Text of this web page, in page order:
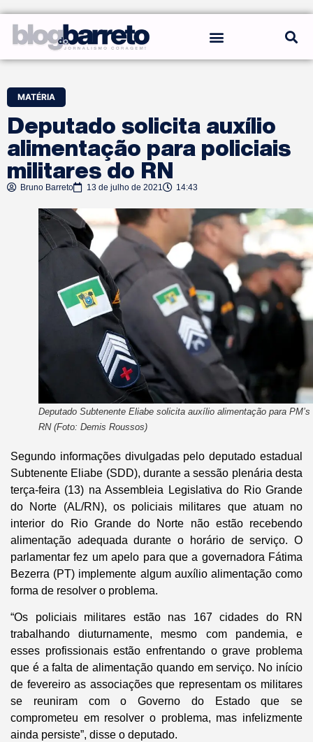
MATÉRIA
Deputado solicita auxílio
alimentação para policiais
militares do RN
Bruno Barreto 13 de julho de 2021 14:43
Deputado Subtenente Eliabe solicita auxílio alimentação para PM’s
RN (Foto: Demis Roussos)
Segundo informações divulgadas pelo deputado estadual
Subtenente Eliabe (SDD), durante a sessão plenária desta
terça-feira (13) na Assembleia Legislativa do Rio Grande
do Norte (AL/RN), os policiais militares que atuam no
interior do Rio Grande do Norte não estão recebendo
alimentação adequada durante o horário de serviço. O
parlamentar fez um apelo para que a governadora Fátima
Bezerra (PT) implemente algum auxílio alimentação como
forma de resolver o problema.
“Os policiais militares estão nas 167 cidades do RN
trabalhando diuturnamente, mesmo com pandemia, e
esses profissionais estão enfrentando o grave problema
que é a falta de alimentação quando em serviço. No início
de fevereiro as associações que representam os militares
se reuniram com o Governo do Estado que se
comprometeu em resolver o problema, mas infelizmente
ainda persiste”, disse o deputado.